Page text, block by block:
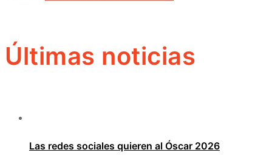
Últimas noticias
Las redes sociales quieren al Óscar 2026